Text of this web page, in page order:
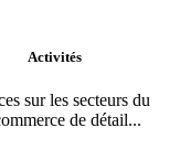
Activités
sur les secteurs du
de détail...